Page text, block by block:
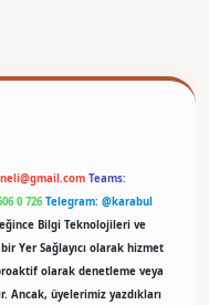
Teams:
0 726 Telegram: @karabul
Bilgi Teknolojileri ve
Yer Sağlayıcı olarak hizmet
olarak denetleme veya
Ancak, üyelerimiz yazdıkları